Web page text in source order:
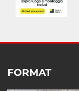
FORMAT